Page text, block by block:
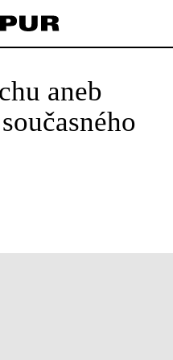
nemáte žádné položky.
aneb